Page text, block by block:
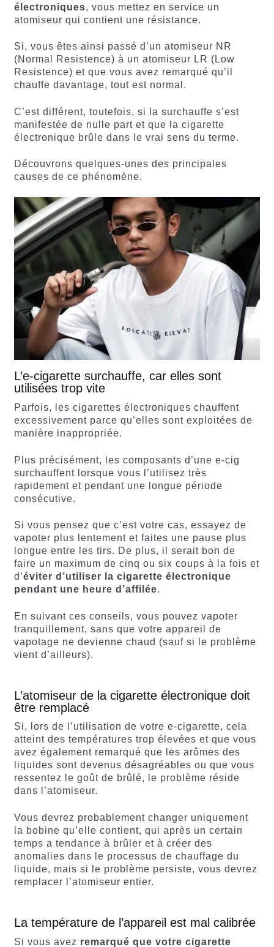
électroniques, vous mettez en service un
atomiseur qui contient une résistance.
Si, vous êtes ainsi passé d’un atomiseur NR
(Normal Resistence) à un atomiseur LR (Low
Resistence) et que vous avez remarqué qu’il
chauffe davantage, tout est normal.
C’est différent, toutefois, si la surchauffe s’est
manifestée de nulle part et que la cigarette
électronique brûle dans le vrai sens du terme.
Découvrons quelques-unes des principales
causes de ce phénomène.
L’e-cigarette surchauffe, car elles sont
utilisées trop vite
Parfois, les cigarettes électroniques chauffent
excessivement parce qu’elles sont exploitées de
manière inappropriée.
Plus précisément, les composants d’une e-cig
surchauffent lorsque vous l’utilisez très
rapidement et pendant une longue période
consécutive.
Si vous pensez que c’est votre cas, essayez de
vapoter plus lentement et faites une pause plus
longue entre les tirs. De plus, il serait bon de
faire un maximum de cinq ou six coups à la fois et
d’éviter d’utiliser la cigarette électronique
pendant une heure d’affilée.
En suivant ces conseils, vous pouvez vapoter
tranquillement, sans que votre appareil de
vapotage ne devienne chaud (sauf si le problème
vient d’ailleurs).
L’atomiseur de la cigarette électronique doit
être remplacé
Si, lors de l’utilisation de votre e-cigarette, cela
atteint des températures trop élevées et que vous
avez également remarqué que les arômes des
liquides sont devenus désagréables ou que vous
ressentez le goût de brûlé, le problème réside
dans l’atomiseur.
Vous devrez probablement changer uniquement
la bobine qu’elle contient, qui après un certain
temps a tendance à brûler et à créer des
anomalies dans le processus de chauffage du
liquide, mais si le problème persiste, vous devrez
remplacer l’atomiseur entier.
La température de l’appareil est mal calibrée
Si vous avez remarqué que votre cigarette